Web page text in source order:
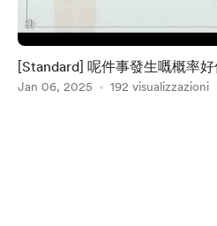
[Standard] 呢件事發生嘅概率好
Jan 06, 2025 192 visualizzazioni